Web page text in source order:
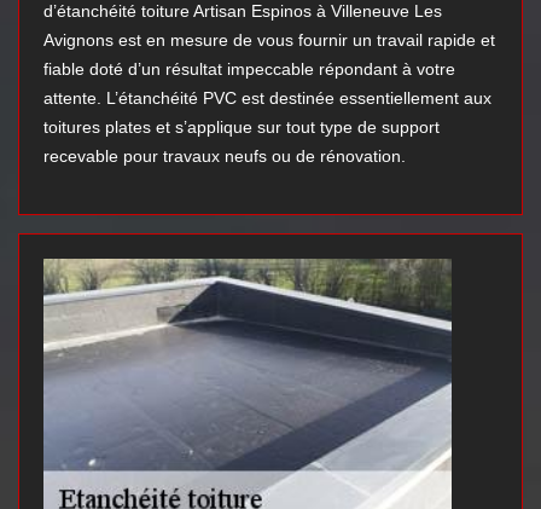
d’étanchéité toiture Artisan Espinos à Villeneuve Les
Avignons est en mesure de vous fournir un travail rapide et
fiable doté d’un résultat impeccable répondant à votre
attente. L’étanchéité PVC est destinée essentiellement aux
toitures plates et s’applique sur tout type de support
recevable pour travaux neufs ou de rénovation.